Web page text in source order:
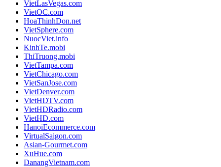
VietLasVegas.com
VietOC.com
HoaThinhDon.net
VietSphere.com
NuocViet.info
KinhTe.mobi
ThiTruong.mobi
VietTampa.com
VietChicago.com
VietSanJose.com
VietDenver.com
VietHDTV.com
VietHDRadio.com
VietHD.com
HanoiEcommerce.com
VirtualSaigon.com
Asian-Gourmet.com
XuHue.com
DanangVietnam.com